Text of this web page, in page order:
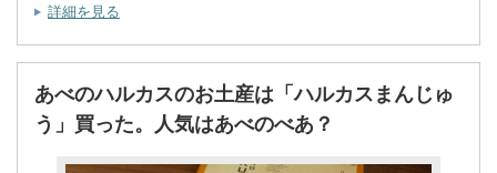
詳細を見る
あべのハルカスのお土産は「ハルカスまんじゅ
う」買った。人気はあべのべあ？